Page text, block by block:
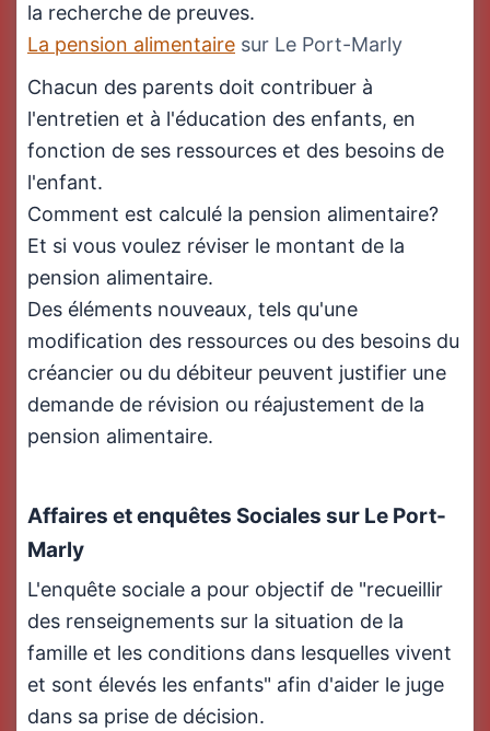
la recherche de preuves.
La pension alimentaire sur Le Port-Marly
Chacun des parents doit contribuer à
l'entretien et à l'éducation des enfants, en
fonction de ses ressources et des besoins de
l'enfant.
Comment est calculé la pension alimentaire?
Et si vous voulez réviser le montant de la
pension alimentaire.
Des éléments nouveaux, tels qu'une
modification des ressources ou des besoins du
créancier ou du débiteur peuvent justifier une
demande de révision ou réajustement de la
pension alimentaire.
Affaires et enquêtes Sociales sur Le Port-
Marly
L'enquête sociale a pour objectif de "recueillir
des renseignements sur la situation de la
famille et les conditions dans lesquelles vivent
et sont élevés les enfants" afin d'aider le juge
dans sa prise de décision.